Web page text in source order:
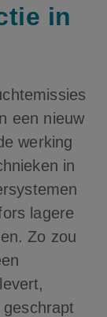
in
een nieuw
werking
in
lagere
Zo zou